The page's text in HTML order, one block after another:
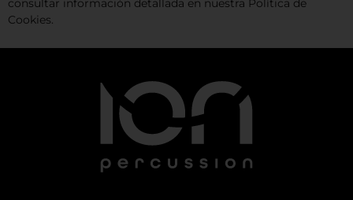
consultar información detallada en nuestra Política de
Cookies.